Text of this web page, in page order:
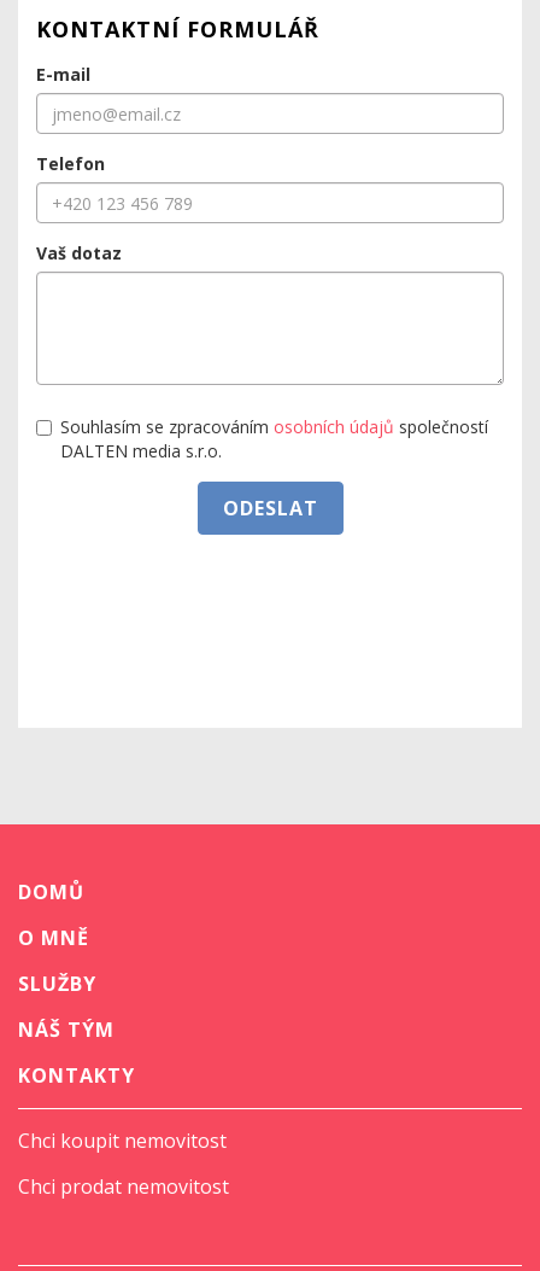
KONTAKTNÍ FORMULÁŘ
E-mail
Telefon
Vaš dotaz
Souhlasím se zpracováním osobních údajů společností
DALTEN media s.r.o.
ODESLAT
DOMŮ
O MNĚ
SLUŽBY
NÁŠ TÝM
KONTAKTY
Chci koupit nemovitost
Chci prodat nemovitost